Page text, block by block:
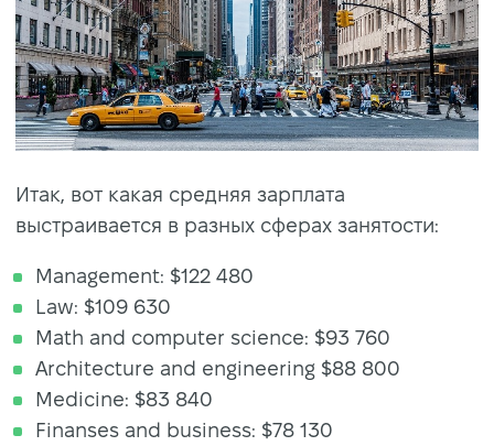
Итак, вот какая средняя зарплата
выстраивается в разных сферах занятости:
Management: $122 480
Law: $109 630
Math and computer science: $93 760
Architecture and engineering $88 800
Medicine: $83 840
Finanses and business: $78 130